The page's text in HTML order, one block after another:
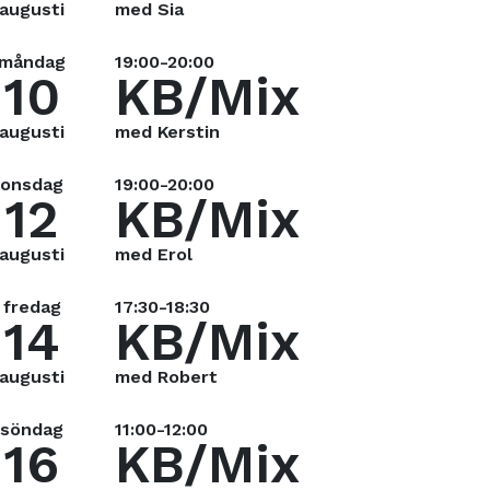
augusti med Sia
10
augusti
19:00-20:00
KB/Mix
med Kerstin
onsdag
12
augusti
19:00-20:00
KB/Mix
med Erol
fredag
14
augusti
17:30-18:30
KB/Mix
med Robert
söndag
16
11:00-12:00
KB/Mix